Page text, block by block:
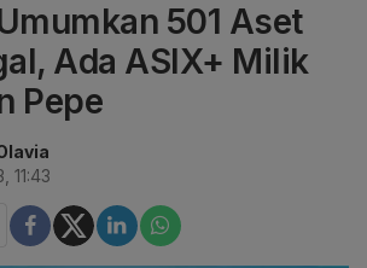
501 Aset
Ada ASIX+ Milik
Pepe
11:43